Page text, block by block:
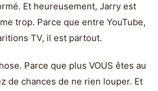
Et heureusement, Jarry est
trop. Parce que entre YouTube,
TV, il est partout.
Parce que plus VOUS êtes au
de chances de ne rien louper. Et